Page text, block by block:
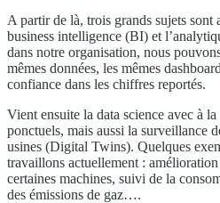
A partir de là, trois grands sujets sont
business intelligence (BI) et
dans notre organisation, nous
mêmes données, les mêmes
confiance dans les chiffres reportés.
Vient ensuite la data science avec à
ponctuels, mais aussi la surveillance
usines (Digital Twins). Quelques
travaillons actuellement :
certaines machines, suivi de la
des émissions de gaz….